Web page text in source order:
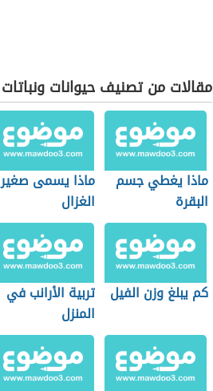
مقالات من تصنيف حيوانات ونباتات
ماذا يغطي جسم
البقرة
ماذا يسمى صغير
الغزال
كم يبلغ وزن الفيل
تربية الأرانب في
المنزل